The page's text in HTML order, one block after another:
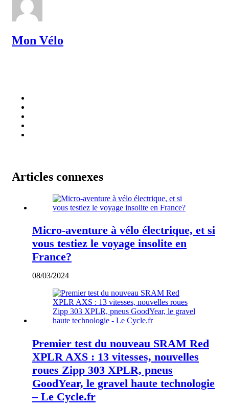
Mon Vélo
Articles connexes
Micro-aventure à vélo électrique, et si
vous testiez le voyage insolite en
France?
08/03/2024
Premier test du nouveau SRAM Red
XPLR AXS : 13 vitesses, nouvelles
roues Zipp 303 XPLR, pneus
GoodYear, le gravel haute technologie
– Le Cycle.fr